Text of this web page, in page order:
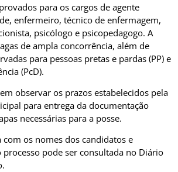
para os cargos de agente
enfermeiro, técnico de enfermagem,
psicólogo e psicopedagogo. A
de ampla concorrência, além de
para pessoas pretas e pardas (PP) e
(PcD).
observar os prazos estabelecidos pela
para entrega da documentação
necessárias para a posse.
os nomes dos candidatos e
pode ser consultada no Diário